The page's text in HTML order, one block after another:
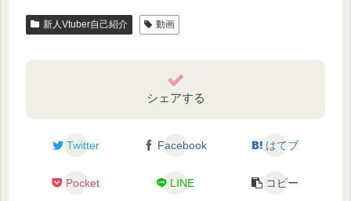
新人Vtuber自己紹介 動画
シェアする
Twitter Facebook はてブ
Pocket LINE コピー